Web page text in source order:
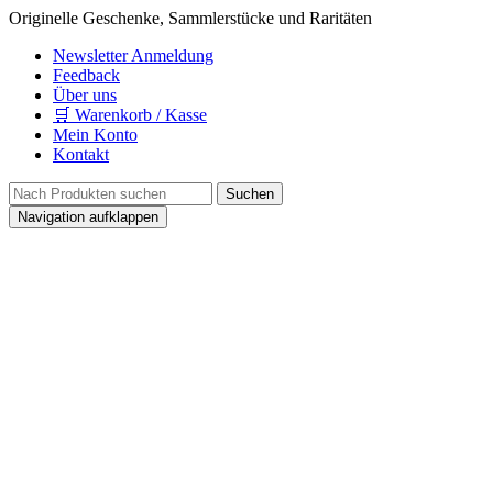
Originelle Geschenke, Sammlerstücke und Raritäten
Newsletter Anmeldung
Feedback
Über uns
🛒 Warenkorb / Kasse
Mein Konto
Kontakt
Navigation aufklappen